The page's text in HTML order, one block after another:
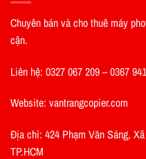
Chuyên bán và cho thuê máy
cận.
Liên hệ: 0327 067 209 – 0367
Website: vantrangcopier.com
Địa chỉ: 424 Phạm Văn Sáng,
TP.HCM